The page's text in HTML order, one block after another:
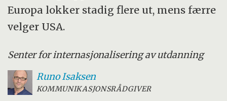
Europa lokker stadig flere ut, mens færre
velger USA.
Senter for internasjonalisering av utdanning
RunoIsaksen
KOMMUNIKASJONSRÅDGIVER